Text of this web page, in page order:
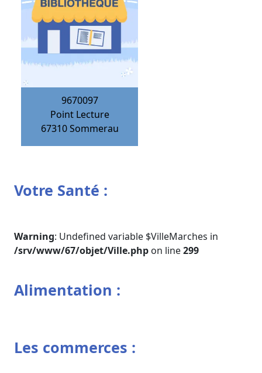
9670097
Point Lecture
67310 Sommerau
Votre Santé :
Warning: Undefined variable $VilleMarches in
/srv/www/67/objet/Ville.php on line299
Alimentation :
Les commerces :